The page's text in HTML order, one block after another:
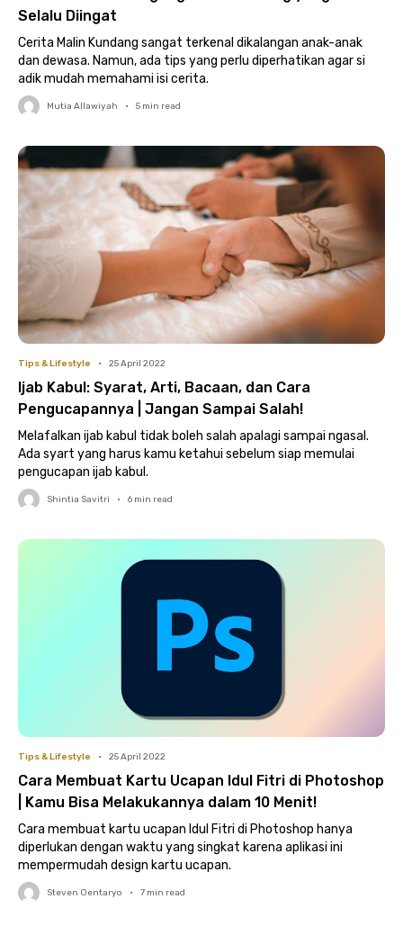
Selalu Diingat
Cerita Malin Kundang sangat terkenal dikalangan anak-anak
dan dewasa. Namun, ada tips yang perlu diperhatikan agar si
adik mudah memahami isi cerita.
Mutia Allawiyah • 5 min read
Tips & Lifestyle • 25 April 2022
Ijab Kabul: Syarat, Arti, Bacaan, dan Cara
Pengucapannya | Jangan Sampai Salah!
Melafalkan ijab kabul tidak boleh salah apalagi sampai ngasal.
Ada syart yang harus kamu ketahui sebelum siap memulai
pengucapan ijab kabul.
Shintia Savitri • 6 min read
Tips & Lifestyle • 25 April 2022
Cara Membuat Kartu Ucapan Idul Fitri di Photoshop
| Kamu Bisa Melakukannya dalam 10 Menit!
Cara membuat kartu ucapan Idul Fitri di Photoshop hanya
diperlukan dengan waktu yang singkat karena aplikasi ini
mempermudah design kartu ucapan.
Steven Oentaryo • 7 min read